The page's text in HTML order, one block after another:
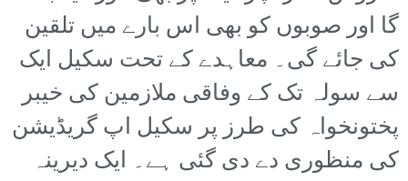
گا اور صوبوں کو بھی اس بارے میں تلقین
کی جائے گی۔ معاہدے کے تحت سکیل ایک
سے سولہ تک کے وفاقی ملازمین کی خیبر
پختونخواہ کی طرز پر سکیل اپ گریڈیشن
کی منظوری دے دی گئی ہے۔ ایک دیرینہ